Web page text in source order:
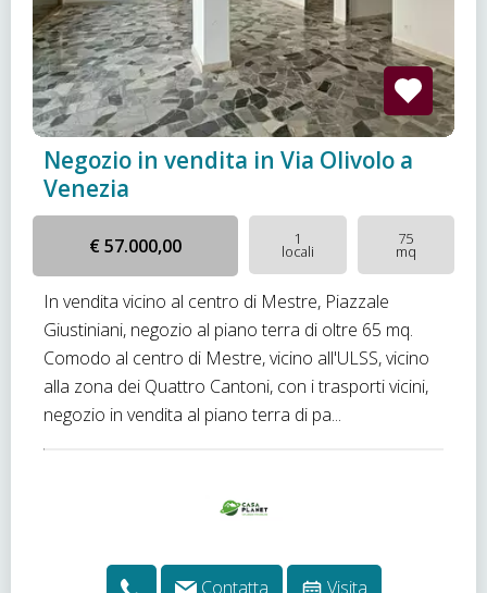
Negozio in vendita in Via Olivolo a
Venezia
€ 57.000,00 1
locali
75
mq
In vendita vicino al centro di Mestre, Piazzale
Giustiniani, negozio al piano terra di oltre 65 mq.
Comodo al centro di Mestre, vicino all'ULSS, vicino
alla zona dei Quattro Cantoni, con i trasporti vicini,
negozio in vendita al piano terra di pa...
Contatta Visita